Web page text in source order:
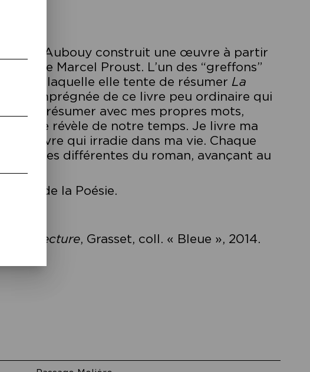
Aubouy construit une œuvre à partir
de Marcel Proust. L’un des “greffons”
laquelle elle tente de résumer La
: « Imprégnée de ce livre peu ordinaire qui
de le résumer avec mes propres mots,
qui se révèle de notre temps. Je livre ma
œuvre qui irradie dans ma vie. Chaque
zones différentes du roman, avançant au
»
de la Poésie.
À la lecture, Grasset, coll. « Bleue », 2014.